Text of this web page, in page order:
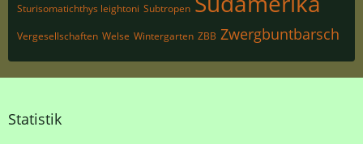
Sturisomatichthys leightoni Subtropen
Vergesellschaften Welse Wintergarten ZBB Zwergbuntbarsch
Statistik